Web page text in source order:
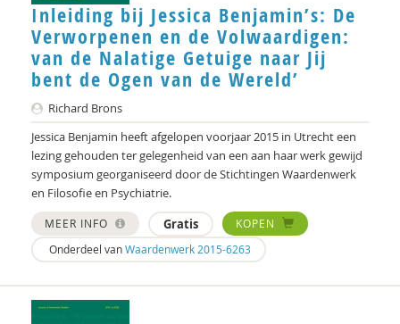
Willeke Stadtman
Cor van der Weele
Lotte van Lith
Mieke van Wijck
Veronica Vasterling
Eric van der Vet
Marjoleine Vosselman
Bram Vreeswijk
Jaap Wijkstra
Inleiding bij Jessica Benjamin’s: De
Verworpenen en de Volwaardigen:
van de Nalatige Getuige naar Jij
bent de Ogen van de Wereld’
Richard Brons
Jessica Benjamin heeft afgelopen voorjaar 2015 in Utrecht een
lezing gehouden ter gelegenheid van een aan haar werk gewijd
symposium georganiseerd door de Stichtingen Waardenwerk
en Filosofie en Psychiatrie.
MEER INFO Gratis
KOPEN
Onderdeel vanWaardenwerk 2015-6263